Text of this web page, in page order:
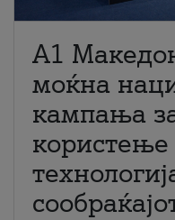
A1
моќна
кампања
користење